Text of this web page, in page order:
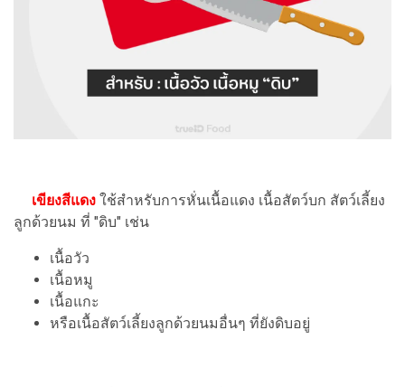
เขียงสีแดง ใช้สำหรับการหั่นเนื้อแดง เนื้อสัตว์บก สัตว์เลี้ยง
ลูกด้วยนม ที่ "ดิบ" เช่น
เนื้อวัว
เนื้อหมู
เนื้อแกะ
หรือเนื้อสัตว์เลี้ยงลูกด้วยนมอื่นๆ ที่ยังดิบอยู่